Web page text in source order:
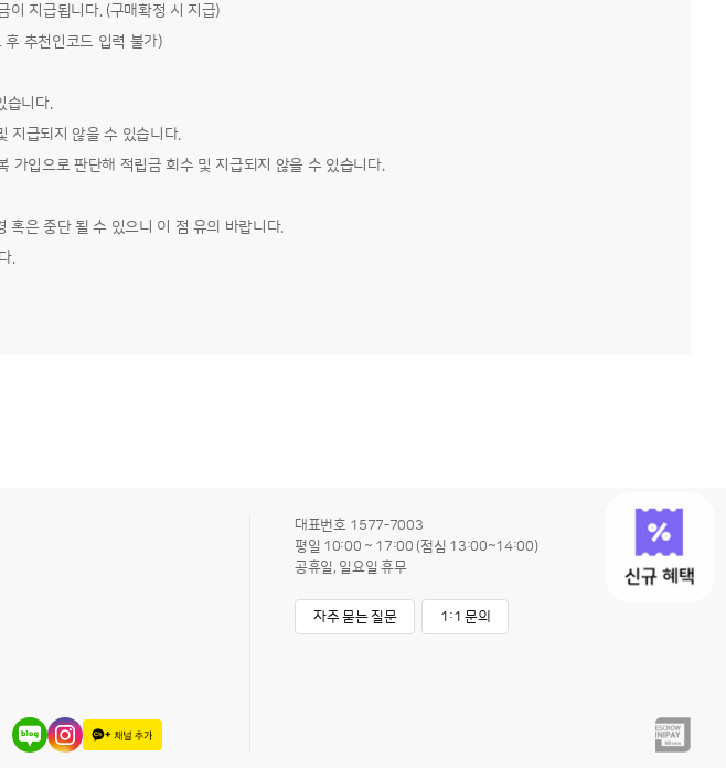
이 지급됩니다. (구매확정 시 지급)
추천인코드 입력 불가)
습니다.
지급되지 않을 수 있습니다.
가입으로 판단해 적립금 회수 및 지급되지 않을 수 있습니다.
혹은 중단 될 수 있으니 이 점 유의 바랍니다.
.
대표번호 1577-7003
평일 10:00 ~ 17:00 (점심 13:00~14:00)
공휴일, 일요일 휴무
자주 묻는 질문 1:1 문의